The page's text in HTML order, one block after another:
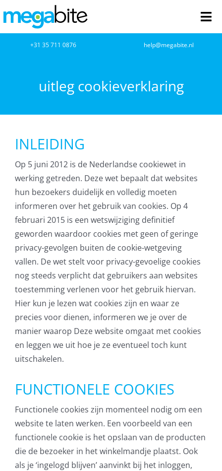
naar
inhoud
Webdesign
Webhosting
Cloud Computing
VOIP
Microsoft NCE
AVG
Office365
Glasvezelverbindingen
Microsoft software
licenties
WordPress SLA
Contract
Contact
+31 35 711 0876 help@megabite.nl
uitleg cookieverklaring
INLEIDING
Op 5 juni 2012 is de Nederlandse cookiewet in
werking getreden. Deze wet bepaalt dat websites
hun bezoekers duidelijk en volledig moeten
informeren over het gebruik van cookies. Op 4
februari 2015 is een wetswijziging definitief
geworden waardoor cookies met geen of geringe
privacy-gevolgen buiten de cookie-wetgeving
vallen. De wet stelt voor privacy-gevoelige cookies
nog steeds verplicht dat gebruikers aan websites
toestemming verlenen voor het gebruik hiervan.
Hier kun je lezen wat cookies zijn en waar ze
precies voor dienen, informeren we je over de
manier waarop Deze website omgaat met cookies
en leggen we uit hoe je ze eventueel toch kunt
uitschakelen.
FUNCTIONELE COOKIES
Functionele cookies zijn momenteel nodig om een
website te laten werken. Een voorbeeld van een
functionele cookie is het opslaan van de producten
die de bezoeker in het winkelmandje plaatst. Ook
als je ‘ingelogd blijven’ aanvinkt bij het inloggen,